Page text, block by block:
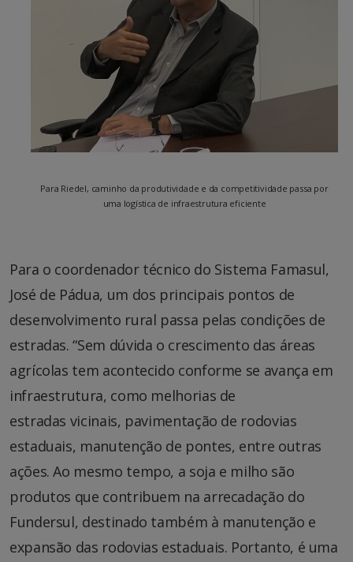
Para Riedel, caminho da produtividade e da competitividade passa por
uma logística de infraestrutura eficiente
Para o coordenador técnico do Sistema Famasul,
José de Pádua, um dos principais pontos de
desenvolvimento rural passa pelas condições de
estradas. “Sem dúvida o crescimento das áreas
agrícolas tem acontecido conforme se avança em
infraestrutura, como melhorias de
estradas vicinais, pavimentação de rodovias
estaduais, manutenção de pontes, entre outras
ações. Ao mesmo tempo, a soja e milho são
produtos que contribuem na arrecadação do
Fundersul, destinado também à manutenção e
expansão das rodovias estaduais. Portanto, é uma